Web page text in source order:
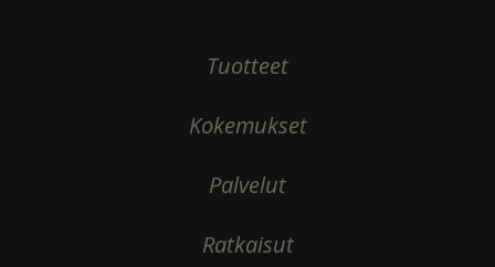
Tuotteet
Kokemukset
Palvelut
Ratkaisut